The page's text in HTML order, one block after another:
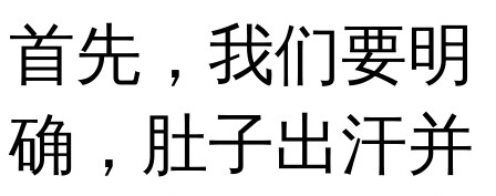
首先，我们要明
确，肚子出汗并